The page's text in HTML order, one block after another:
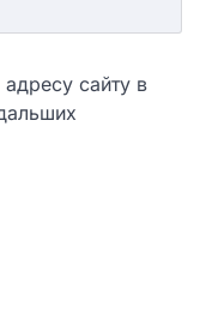
сайту в